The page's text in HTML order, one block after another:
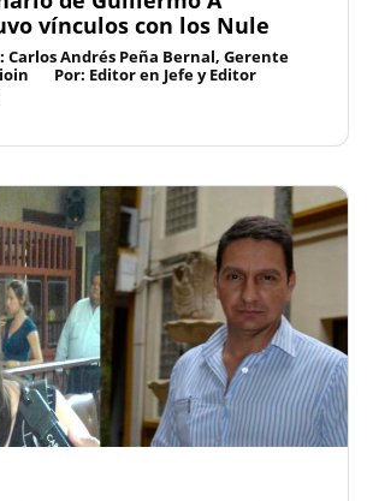
vínculos con los Nule
Carlos Andrés Peña Bernal, Gerente
Por: Editor en Jefe y Editor